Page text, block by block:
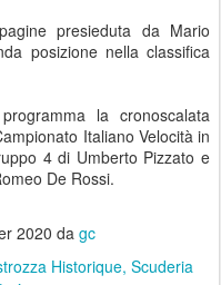
presieduta da Mario
posizione nella classifica
la cronoscalata
Italiano Velocità in
4 di Umberto Pizzato e
De Rossi.
2020 da gc
Historique Scuderia